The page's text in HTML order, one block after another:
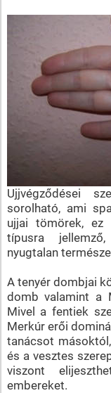
Ujjvégződései
sorolható, ami
ujjai tömörek, ez
típusra
nyugtalan
A tenyér dombjai
domb valamint a
Mivel a fentiek
Merkúr erői
tanácsot
és a vesztes
viszont
embereket.